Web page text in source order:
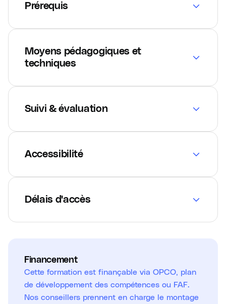
Prérequis
Moyens pédagogiques et
techniques
Suivi & évaluation
Accessibilité
Délais d'accès
Financement
Cette formation est finançable via OPCO, plan
de développement des compétences ou FAF.
Nos conseillers prennent en charge le montage